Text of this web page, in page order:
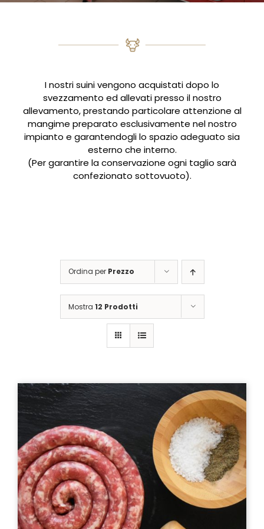
I nostri suini vengono acquistati dopo lo
svezzamento ed allevati presso il nostro
allevamento, prestando particolare attenzione al
mangime preparato esclusivamente nel nostro
impianto e garantendogli lo spazio adeguato sia
esterno che interno.
(Per garantire la conservazione ogni taglio sarà
confezionato sottovuoto).
Ordina per Prezzo
Mostra 12 Prodotti